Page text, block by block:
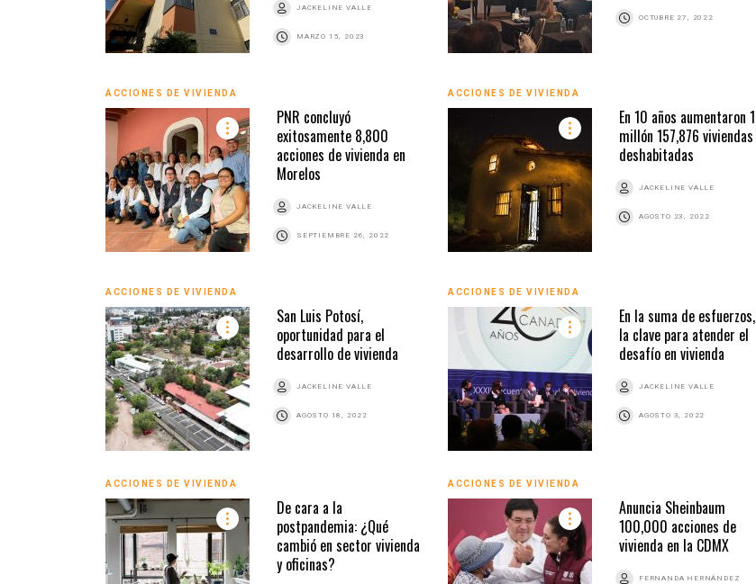
JACKELINE VALLE
MARZO 15, 2023
OCTUBRE 27, 2022
ACCIONES DE VIVIENDA
PNR concluyó
exitosamente 8,800
acciones de vivienda en
Morelos
JACKELINE VALLE
SEPTIEMBRE 26, 2022
ACCIONES DE VIVIENDA
En 10 años aumentaron 1
millón 157,876 viviendas
deshabitadas
JACKELINE VALLE
AGOSTO 23, 2022
ACCIONES DE VIVIENDA
San Luis Potosí,
oportunidad para el
desarrollo de vivienda
JACKELINE VALLE
AGOSTO 18, 2022
ACCIONES DE VIVIENDA
En la suma de esfuerzos,
la clave para atender el
desafío en vivienda
JACKELINE VALLE
AGOSTO 3, 2022
ACCIONES DE VIVIENDA
De cara a la
postpandemia: ¿Qué
cambió en sector vivienda
y oficinas?
ACCIONES DE VIVIENDA
Anuncia Sheinbaum
100,000 acciones de
vivienda en la CDMX
FERNANDA HERNÁNDEZ